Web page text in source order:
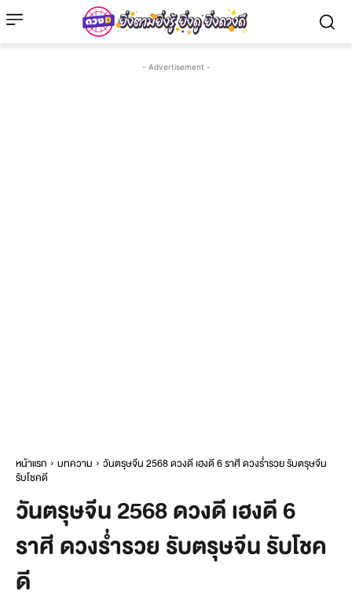
- Advertisement -
หน้าแรก บทความ
วันตรุษจีน 2568 ดวงดี เฮงดี 6 ราศี ดวงร่ำรวย รับตรุษจีน
รับโชคดี
วันตรุษจีน 2568 ดวงดี เฮงดี 6
ราศี ดวงร่ำรวย รับตรุษจีน รับโชค
ดี